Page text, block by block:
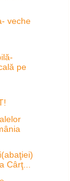
veche
pe
Cârţ...